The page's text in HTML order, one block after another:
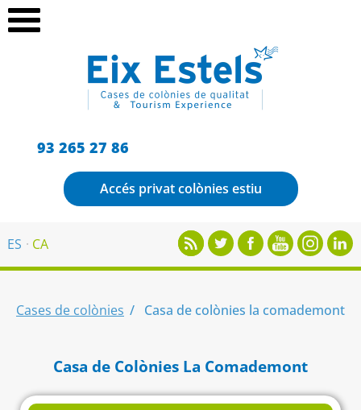
93 265 27 86
Accés privat colònies estiu
ES CA
Cases de colònies Casa de colònies la comademont
Casa de Colònies La Comademont